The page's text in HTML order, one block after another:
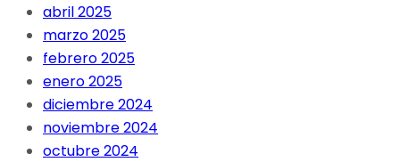
abril 2025
marzo 2025
febrero 2025
enero 2025
diciembre 2024
noviembre 2024
octubre 2024